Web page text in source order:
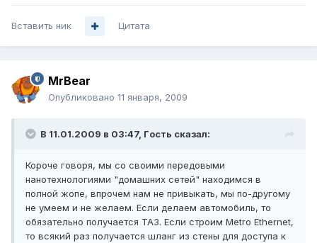
Вставить ник Цитата
MrBear
Опубликовано 11 января, 2009
В 11.01.2009 в 03:47, Гoсть сказал:
Короче говоря, мы со своими передовыми
нанотехнологиями "домашних сетей" находимся в
полной жопе, впрочем нам не привыкать, мы по-другому
не умеем и не желаем. Если делаем автомобиль, то
обязательно получается ТАЗ. Если строим Metro Ethernet,
то всякий раз получается шланг из стены для доступа к